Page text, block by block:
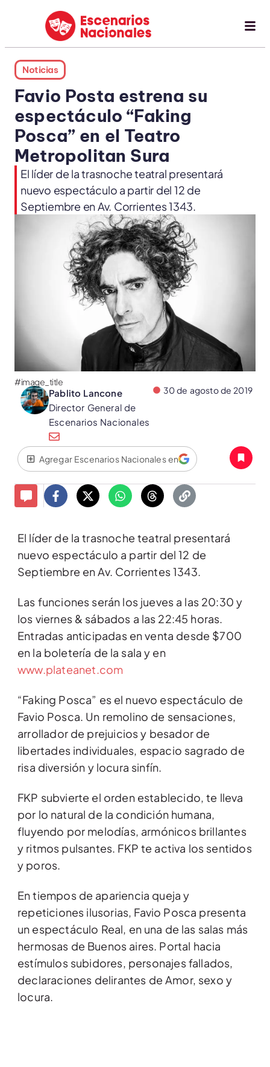
Noticias
Favio Posta estrena su
espectáculo “Faking
Posca” en el Teatro
Metropolitan Sura
El líder de la trasnoche teatral presentará
nuevo espectáculo a partir del 12 de
Septiembre en Av. Corrientes 1343.
#image_title
Pablito Lancone
Director General de
Escenarios Nacionales
30 de agosto de 2019
Agregar Escenarios Nacionales en
El líder de la trasnoche teatral presentará
nuevo espectáculo a partir del 12 de
Septiembre en Av. Corrientes 1343.
Las funciones serán los jueves a las 20:30 y
los viernes & sábados a las 22:45 horas.
Entradas anticipadas en venta desde $700
en la boletería de la sala y en
www.plateanet.com
“Faking Posca” es el nuevo espectáculo de
Favio Posca. Un remolino de sensaciones,
arrollador de prejuicios y besador de
libertades individuales, espacio sagrado de
risa diversión y locura sinfín.
FKP subvierte el orden establecido, te lleva
por lo natural de la condición humana,
fluyendo por melodías, armónicos brillantes
y ritmos pulsantes. FKP te activa los sentidos
y poros.
En tiempos de apariencia queja y
repeticiones ilusorias, Favio Posca presenta
un espectáculo Real, en una de las salas más
hermosas de Buenos aires. Portal hacia
estímulos subidores, personajes fallados,
declaraciones delirantes de Amor, sexo y
locura.